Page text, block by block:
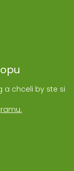
a chceli by ste si